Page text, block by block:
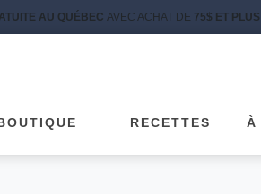
AU QUÉBEC AVEC ACHAT DE 75$ ET PLUS
RECETTES À